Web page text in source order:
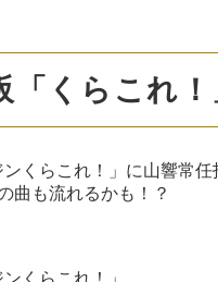
「くらこれ
くらこれ！」に山響常任
曲も流れるかも！？
くらこれ！」